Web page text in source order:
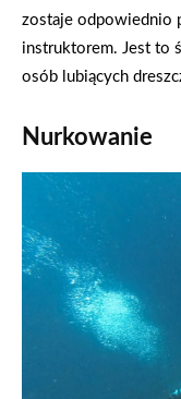
zostaje odpowiednio
instruktorem. Jest to
osób lubiących
Nurkowanie